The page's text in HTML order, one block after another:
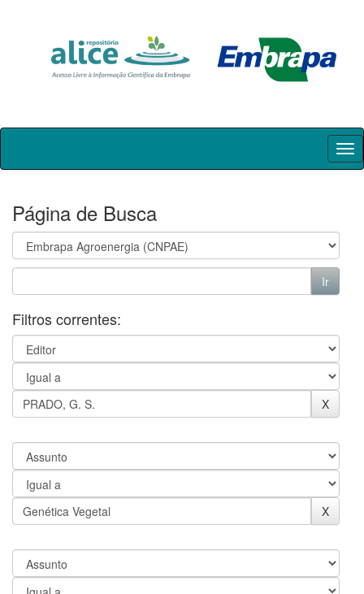
Skip
Página de Busca
Filtros correntes: